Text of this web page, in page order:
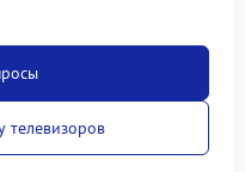
телевизоров